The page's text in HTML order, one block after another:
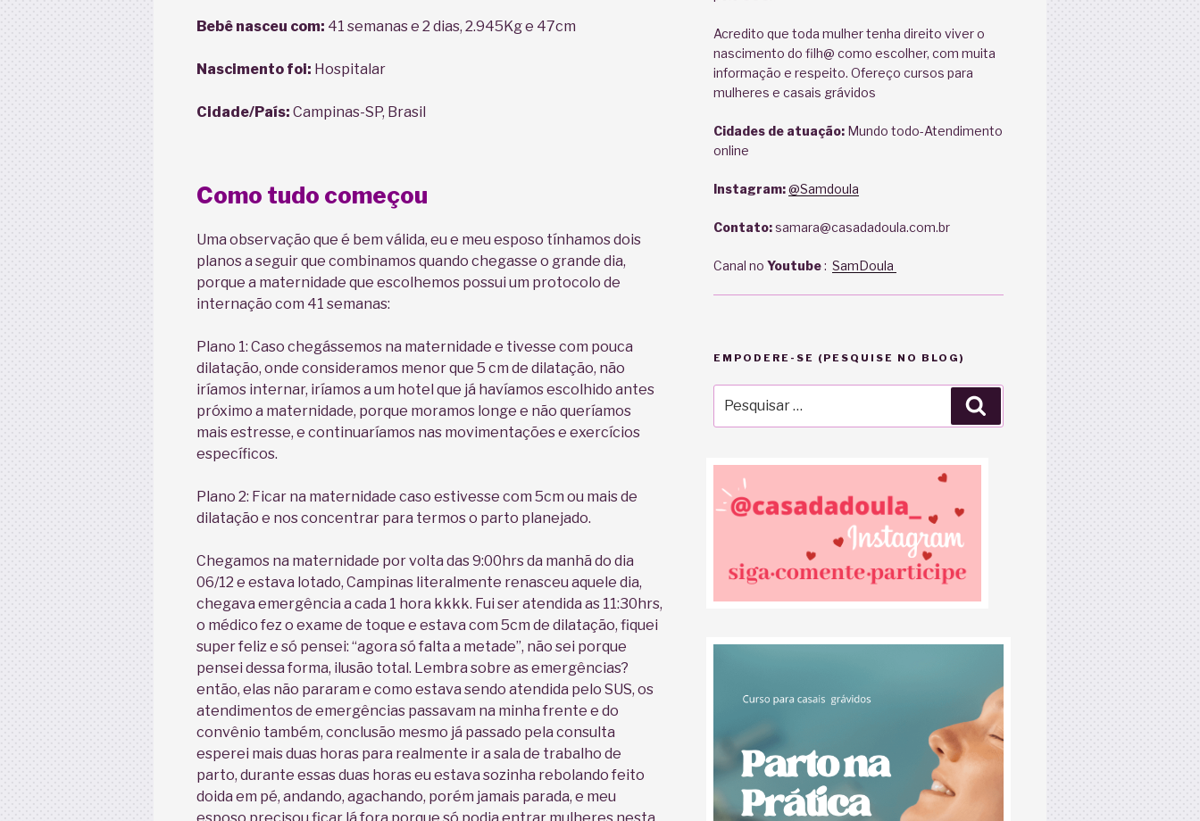
Bebê nasceu com: 41 semanas e 2 dias, 2.945Kg e 47cm
Nascimento foi: Hospitalar
Cidade/País: Campinas-SP, Brasil
Como tudo começou
Uma observação que é bem válida, eu e meu esposo tínhamos dois
planos a seguir que combinamos quando chegasse o grande dia,
porque a maternidade que escolhemos possui um protocolo de
internação com 41 semanas:
Plano 1: Caso chegássemos na maternidade e tivesse com pouca
dilatação, onde consideramos menor que 5 cm de dilatação, não
iríamos internar, iríamos a um hotel que já havíamos escolhido antes
próximo a maternidade, porque moramos longe e não queríamos
mais estresse, e continuaríamos nas movimentações e exercícios
específicos.
Plano 2: Ficar na maternidade caso estivesse com 5cm ou mais de
dilatação e nos concentrar para termos o parto planejado.
Chegamos na maternidade por volta das 9:00hrs da manhã do dia
06/12 e estava lotado, Campinas literalmente renasceu aquele dia,
chegava emergência a cada 1 hora kkkk. Fui ser atendida as 11:30hrs,
o médico fez o exame de toque e estava com 5cm de dilatação, fiquei
super feliz e só pensei: “agora só falta a metade”, não sei porque
pensei dessa forma, ilusão total. Lembra sobre as emergências?
então, elas não pararam e como estava sendo atendida pelo SUS, os
atendimentos de emergências passavam na minha frente e do
convênio também, conclusão mesmo já passado pela consulta
esperei mais duas horas para realmente ir a sala de trabalho de
parto, durante essas duas horas eu estava sozinha rebolando feito
doida em pé, andando, agachando, porém jamais parada, e meu
Acredito que toda mulher tenha direito viver o
nascimento do filh@ como escolher, com muita
informação e respeito. Ofereço cursos para
mulheres e casais grávidos
Cidades de atuação:Mundo todo-Atendimento
online
Instagram: @Samdoula
Contato:samara@casadadoula.com.br
Canal no Youtube: SamDoula
EMPODERE-SE (PESQUISE NO BLOG)
por: